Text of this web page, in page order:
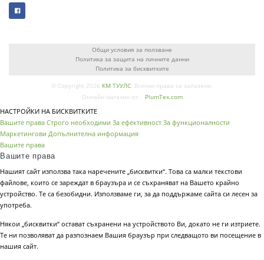
Общи условия за ползване
Политика за защита на личните данни
Политика за бисквитките
© Copyright 2026 КМ ТУУЛС. Всички права са запазени.
Онлайн магазин от:
PlumTex.com
НАСТРОЙКИ НА БИСКВИТКИТЕ
Вашите права Строго необходими За ефективност За функционалности
Маркетингови Допълнителна информация
Вашите права
Вашите права
Нашият сайт използва така наречените „бисквитки“. Това са малки текстови
файлове, които се зареждат в браузъра и се съхраняват на Вашето крайно
устройство. Те са безобидни. Използваме ги, за да поддържаме сайта си лесен за
употреба.
Някои „бисквитки“ остават съхранени на устройството Ви, докато не ги изтриете.
Те ни позволяват да разпознаем Вашия браузър при следващото ви посещение в
нашия сайт.